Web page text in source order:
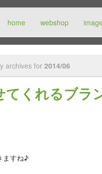
home webshop
archives for 2014/06
てくれるブラ
ますね♪